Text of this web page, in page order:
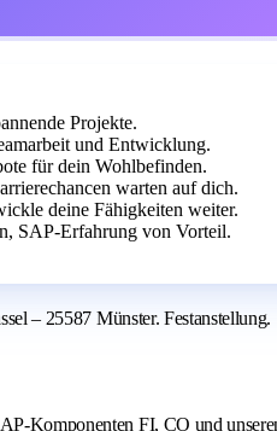
Projekte.
und Entwicklung.
für dein Wohlbefinden.
warten auf dich.
deine Fähigkeiten weiter.
SAP-Erfahrung von Vorteil.
– 25587 Münster. Festanstellung.
Komponenten FI, CO und